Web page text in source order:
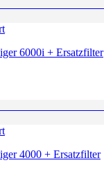
6000i + Ersatzfilter
4000 + Ersatzfilter